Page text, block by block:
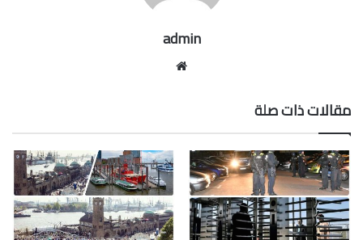
admin
مقالات ذات صلة